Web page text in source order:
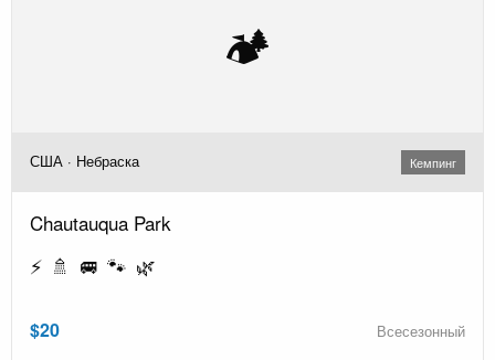
🏕️
США · Небраска Кемпинг
Chautauqua Park
⚡ 🚿 🚐 🐾 🌿
$20 Всесезонный